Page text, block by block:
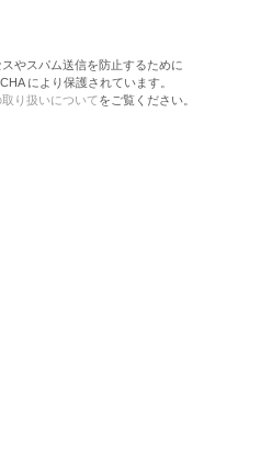
やスパム送信を防止するために
により保護されています。
り扱いについてをご覧ください。